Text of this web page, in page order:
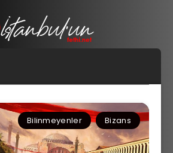
Bilinmeyenler Bizans